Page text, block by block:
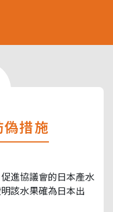
措施
進協議會的日本產水
該水果確為日本出